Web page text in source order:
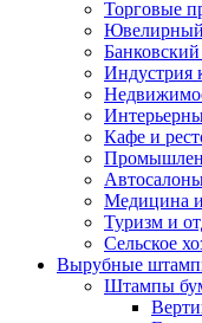
Торговые
Ювелирный
Индустрия
Кафе и
Медицина и
Туризм и
Сельское
Вырубные
Штампы